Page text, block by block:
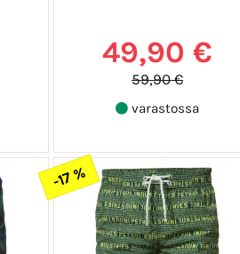
49,90 €
59,90 €
varastossa
-17 %